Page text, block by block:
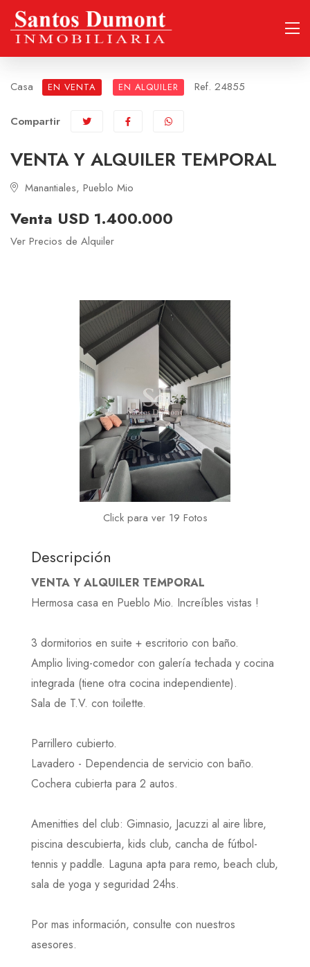
Casa EN VENTA EN ALQUILER Ref. 24855
Compartir
VENTA Y ALQUILER TEMPORAL
Manantiales, Pueblo Mio
Venta USD 1.400.000
Ver Precios de Alquiler
Click para ver 19 Fotos
Descripción
VENTA Y ALQUILER TEMPORAL
Hermosa casa en Pueblo Mio. Increíbles vistas !
3 dormitorios en suite + escritorio con baño.
Amplio living-comedor con galería techada y cocina
integrada (tiene otra cocina independiente).
Sala de T.V. con toilette.
Parrillero cubierto.
Lavadero - Dependencia de servicio con baño.
Cochera cubierta para 2 autos.
Amenitties del club: Gimnasio, Jacuzzi al aire libre,
piscina descubierta, kids club, cancha de fútbol-
tennis y paddle. Laguna apta para remo, beach club,
sala de yoga y seguridad 24hs.
Por mas información, consulte con nuestros
asesores.